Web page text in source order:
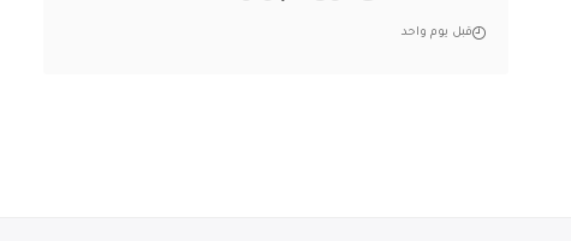
قبل يوم واحد